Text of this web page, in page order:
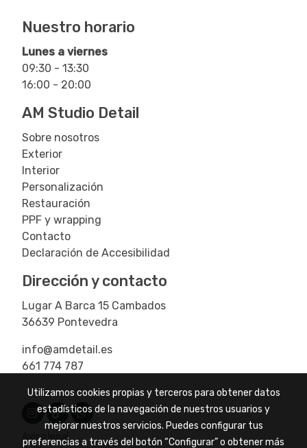
Nuestro horario
Lunes a viernes
09:30 - 13:30
16:00 - 20:00
AM Studio Detail
Sobre nosotros
Exterior
Interior
Personalización
Restauración
PPF y wrapping
Contacto
Declaración de Accesibilidad
Dirección y contacto
Lugar A Barca 15 Cambados
36639 Pontevedra
info@amdetail.es
661 774 787
Aviso legal
Utilizamos cookies propias y terceros para obtener datos
estadísticos de la navegación de nuestros usuarios y
mejorar nuestros servicios. Puedes configurar tus
preferencias a través del botón “Configurar” o obtener más